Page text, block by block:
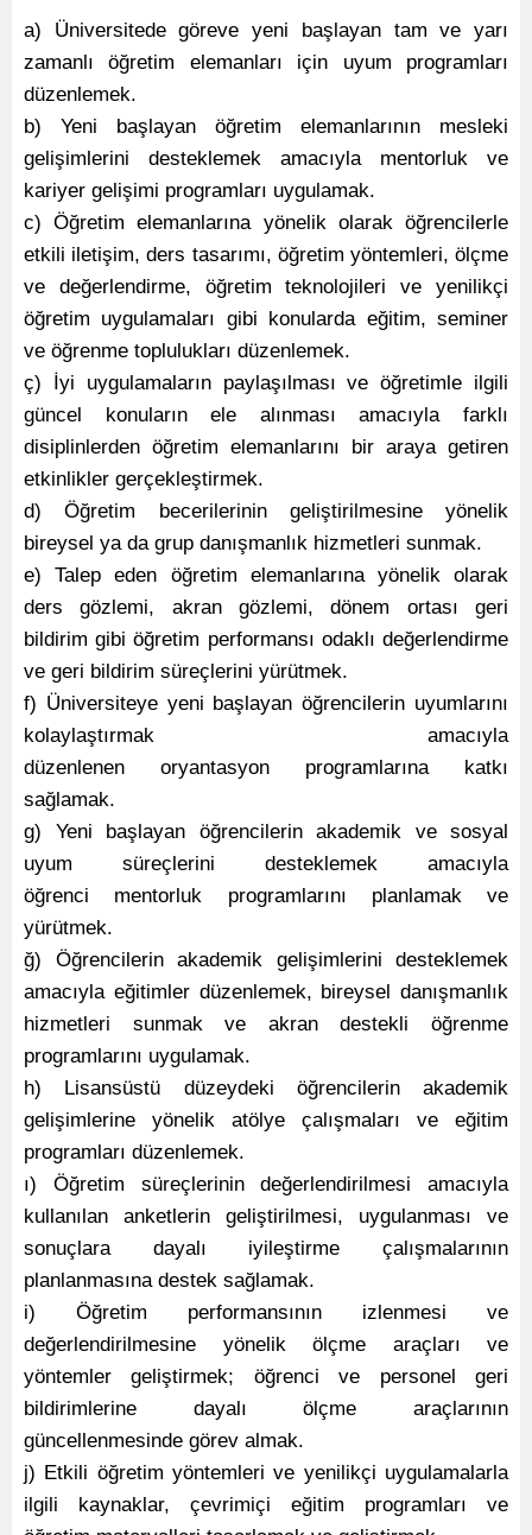
a) Üniversitede göreve yeni başlayan tam ve yarı
zamanlı öğretim elemanları için uyum programları
düzenlemek.
b) Yeni başlayan öğretim elemanlarının mesleki
gelişimlerini desteklemek amacıyla mentorluk ve
kariyer gelişimi programları uygulamak.
c) Öğretim elemanlarına yönelik olarak öğrencilerle
etkili iletişim, ders tasarımı, öğretim yöntemleri, ölçme
ve değerlendirme, öğretim teknolojileri ve yenilikçi
öğretim uygulamaları gibi konularda eğitim, seminer
ve öğrenme toplulukları düzenlemek.
ç) İyi uygulamaların paylaşılması ve öğretimle ilgili
güncel konuların ele alınması amacıyla farklı
disiplinlerden öğretim elemanlarını bir araya getiren
etkinlikler gerçekleştirmek.
d) Öğretim becerilerinin geliştirilmesine yönelik
bireysel ya da grup danışmanlık hizmetleri sunmak.
e) Talep eden öğretim elemanlarına yönelik olarak
ders gözlemi, akran gözlemi, dönem ortası geri
bildirim gibi öğretim performansı odaklı değerlendirme
ve geri bildirim süreçlerini yürütmek.
f) Üniversiteye yeni başlayan öğrencilerin uyumlarını
kolaylaştırmak amacıyla
düzenlenen oryantasyon programlarına katkı
sağlamak.
g) Yeni başlayan öğrencilerin akademik ve sosyal
uyum süreçlerini desteklemek amacıyla
öğrenci mentorluk programlarını planlamak ve
yürütmek.
ğ) Öğrencilerin akademik gelişimlerini desteklemek
amacıyla eğitimler düzenlemek, bireysel danışmanlık
hizmetleri sunmak ve akran destekli öğrenme
programlarını uygulamak.
h) Lisansüstü düzeydeki öğrencilerin akademik
gelişimlerine yönelik atölye çalışmaları ve eğitim
programları düzenlemek.
ı) Öğretim süreçlerinin değerlendirilmesi amacıyla
kullanılan anketlerin geliştirilmesi, uygulanması ve
sonuçlara dayalı iyileştirme çalışmalarının
planlanmasına destek sağlamak.
i) Öğretim performansının izlenmesi ve
değerlendirilmesine yönelik ölçme araçları ve
yöntemler geliştirmek; öğrenci ve personel geri
bildirimlerine dayalı ölçme araçlarının
güncellenmesinde görev almak.
j) Etkili öğretim yöntemleri ve yenilikçi uygulamalarla
ilgili kaynaklar, çevrimiçi eğitim programları ve